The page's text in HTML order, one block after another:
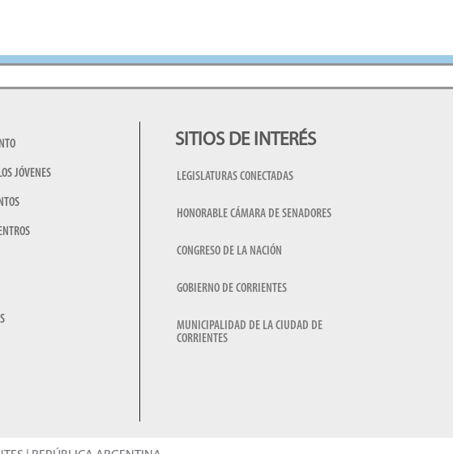
JÓVENES
SITIOS DE INTERÉS
LEGISLATURAS CONECTADAS
HONORABLE CÁMARA DE SENADORES
CONGRESO DE LA NACIÓN
GOBIERNO DE CORRIENTES
MUNICIPALIDAD DE LA CIUDAD DE
CORRIENTES